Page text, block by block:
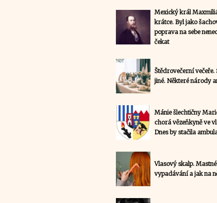
Mexický král
krátce. Byl jako
poprava na sebe
čekat
Štědrovečerní večeře.
jiné. Některé národy
Mánie šlechtičny
chorá vězeňkyně ve
Dnes by stačila
Vlasový skalp.
vypadávání a jak na